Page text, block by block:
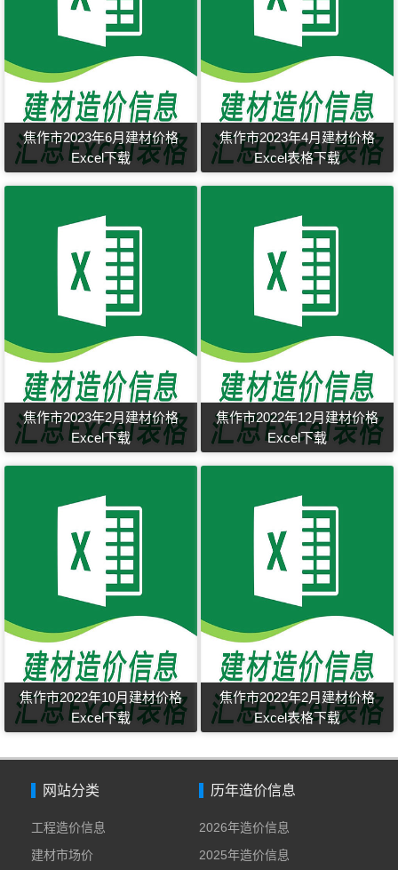
焦作市2023年6月建材价格
Excel下载
焦作市2023年4月建材价格
Excel表格下载
焦作市2023年2月建材价格
Excel下载
焦作市2022年12月建材价格
Excel下载
焦作市2022年10月建材价格
Excel下载
焦作市2022年2月建材价格
Excel表格下载
网站分类
工程造价信息
建材市场价
历年造价信息
2026年造价信息
2025年造价信息